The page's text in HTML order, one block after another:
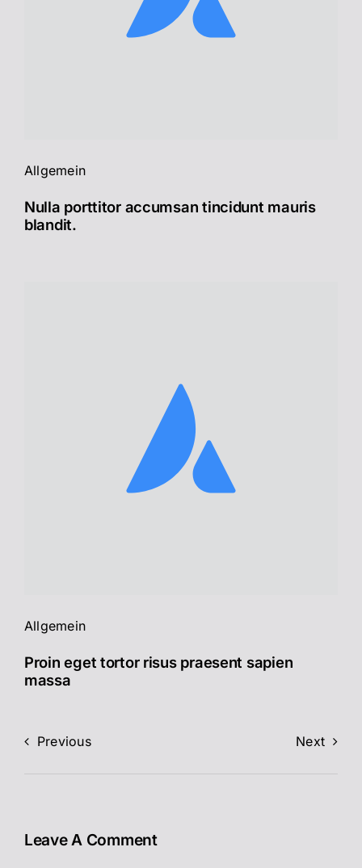
Allgemein
Nulla porttitor accumsan tincidunt mauris
blandit.
Allgemein
Proin eget tortor risus praesent sapien
massa
Previous Next
Leave A Comment